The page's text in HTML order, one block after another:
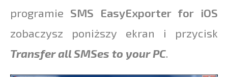
programie SMS EasyExporter for iOS
zobaczysz poniższy ekran i przycisk
Transfer all SMSes to your PC.